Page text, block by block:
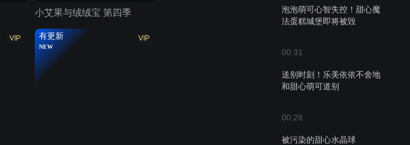
泡泡萌可心智失控！甜心魔
法蛋糕城堡即将被毁
00:31
送别时刻！乐美依依不舍地
和甜心萌可道别
00:28
被污染的甜心水晶球
小艾果与绒绒宝 第四季
VIP VIP
有更新
NEW